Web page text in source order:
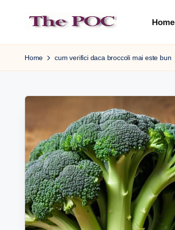
to
content
Home
Home cum verifici daca broccoli mai este bun